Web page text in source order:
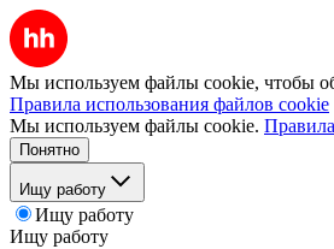
Мы используем файлы cookie, чтобы
Правила использования файлов cookie
Мы используем файлы cookie.
Понятно
Ищу работу
Ищу работу
Ищу работу